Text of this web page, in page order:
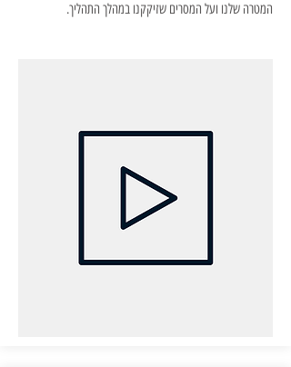
המטרה שלנו ועל המסרים שזיקקנו במהלך התהליך.